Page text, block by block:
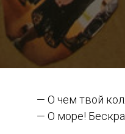
— О чем твой
— О море!